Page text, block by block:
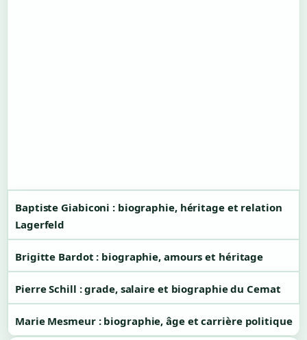
Baptiste Giabiconi : biographie, héritage et relation
Lagerfeld
Brigitte Bardot : biographie, amours et héritage
Pierre Schill : grade, salaire et biographie du Cemat
Marie Mesmeur : biographie, âge et carrière politique